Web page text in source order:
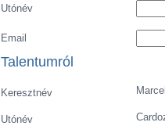
Utónév
Email
Talentumról
Keresztnév
Utónév